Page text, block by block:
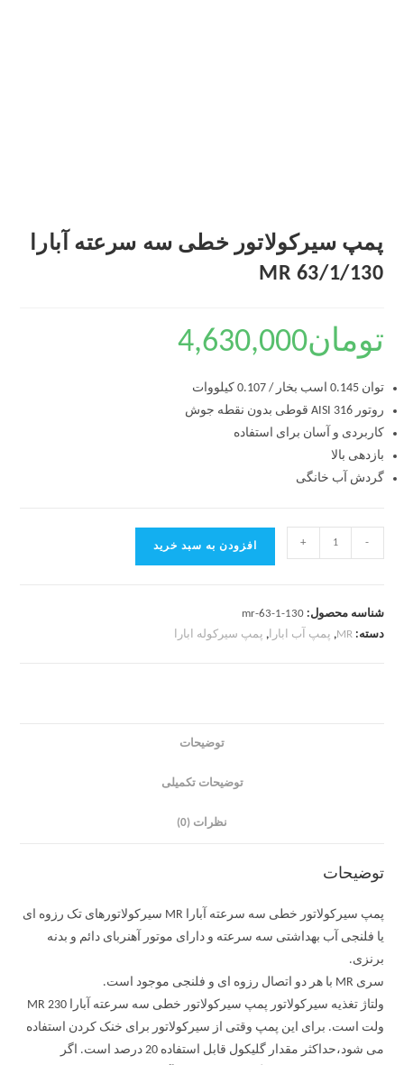
پمپ سیرکولاتور خطی سه سرعته آبارا
MR 63/1/130
تومان4,630,000
توان 0.145 اسب بخار / 0.107 کیلووات
روتور AISI 316 قوطی بدون نقطه جوش
کاربردی و آسان برای استفاده
بازدهی بالا
گردش آب خانگی
-
+ افزودن به سبد خرید
شناسه محصول:mr-63-1-130
دسته:MR
, پمپ آب ابارا, پمپ سیرکوله ابارا
توضیحات
توضیحات تکمیلی
نظرات (0)
توضیحات
پمپ سیرکولاتور خطی سه سرعته آبارا MR سیرکولاتورهای تک رزوه ای
یا فلنجی آب بهداشتی سه سرعته و دارای موتور آهنربای دائم و بدنه
برنزی.
سری MR با هر دو اتصال رزوه ای و فلنجی موجود است.
ولتاژ تغذیه سیرکولاتور پمپ سیرکولاتور خطی سه سرعته آبارا MR 230
ولت است. برای این پمپ وقتی از سیرکولاتور برای خنک کردن استفاده
می شود،حداکثر مقدار گلیکول قابل استفاده 20 درصد است. اگر